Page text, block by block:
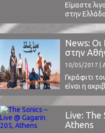
Είμαστε
στην
Depeche
γίνεται
έχουν
πρόγνωση
τελευταίο
News: Οι
στην
10/05/2017 |
Γκράφιτι
είναι η
άλμπουμ
πρώτες
προλάβει
"Satan's
Live: The
Athens